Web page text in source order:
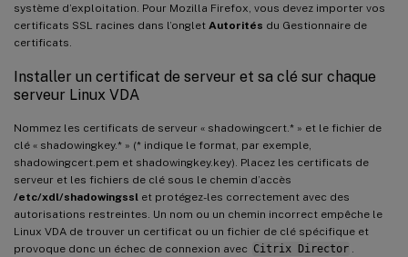
système d’exploitation. Pour Mozilla Firefox, vous devez importer vos
certificats SSL racines dans l’onglet Autorités du Gestionnaire de
certificats.
Installer un certificat de serveur et sa clé sur chaque
serveur Linux VDA
Nommez les certificats de serveur « shadowingcert.* » et le fichier de
clé « shadowingkey.* » (* indique le format, par exemple,
shadowingcert.pem et shadowingkey.key). Placez les certificats de
serveur et les fichiers de clé sous le chemin d’accès
/etc/xdl/shadowingssl et protégez-les correctement avec des
autorisations restreintes. Un nom ou un chemin incorrect empêche le
Linux VDA de trouver un certificat ou un fichier de clé spécifique et
provoque donc un échec de connexion avec Citrix Director